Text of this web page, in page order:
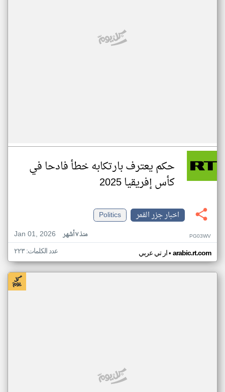
حكم يعترف بارتكابه خطأ فادحا في
كأس إفريقيا 2025
اخبار جزر القمر
Politics
Jan 01, 2026
منذ ٧ أشهر PG03WV
ار تي عربي• arabic.rt.com عدد الكلمات: ٢٢٣